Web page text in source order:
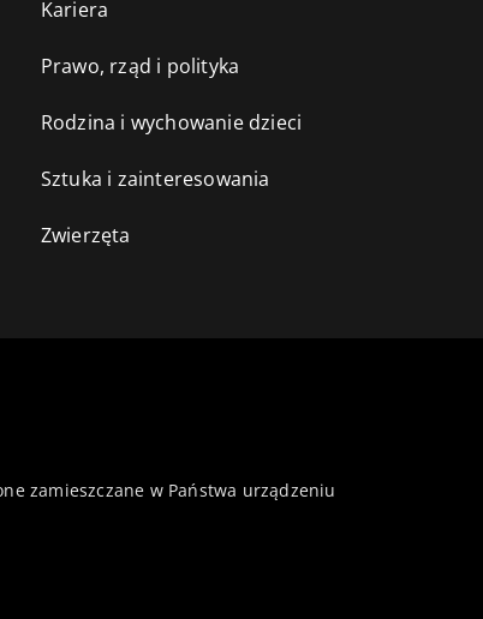
Kariera
Prawo, rząd i polityka
Rodzina i wychowanie dzieci
Sztuka i zainteresowania
Zwierzęta
zamieszczane w Państwa urządzeniu